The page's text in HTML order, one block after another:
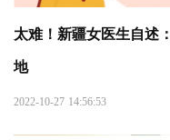
太难！新疆女医生自述
地
2022-10-27 14:56:53